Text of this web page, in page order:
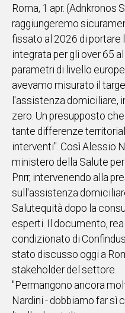
ALTRE
NOTIZIE
POLITICA
IN
ITALIA
NEL
MONDO
SPORT
EVENTI
STORIE
VIDEO
UNISCITI
AL CANALE
Roma, 1 apr. (Adnkronos
raggiungeremo
fissato al 2026 di
integrata per gli over 65
parametri di livello
avevamo misurato il
l'assistenza domiciliare,
zero. Un presupposto
tante differenze
interventi". Così Alessio
ministero della Salute
Pnrr, intervenendo alla
sull'assistenza
Salutequità dopo la
esperti. Il documento,
condizionato di
stato discusso oggi a
stakeholder del settore.
"Permangono ancora
Nardini - dobbiamo far sì